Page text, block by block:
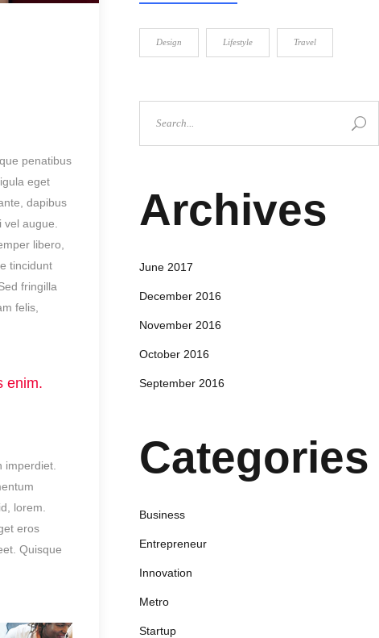
penatibus
eget
dapibus
augue.
libero,
tincidunt
fringilla
felis,
enim.
lorem.
eros
Quisque
Design Lifestyle Travel
Archives
June 2017
December 2016
November 2016
October 2016
September 2016
Categories
Business
Entrepreneur
Innovation
Metro
Startup